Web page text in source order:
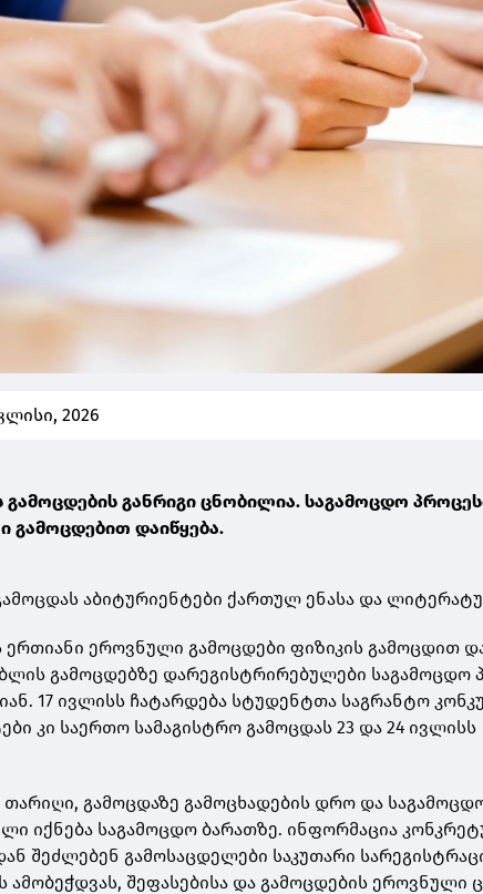
2026
გამოცდების განრიგი ცნობილია. საგამოცდო
გამოცდებით დაიწყება.
აბიტურიენტები ქართულ ენასა და
ერთიანი ეროვნული გამოცდები ფიზიკის გამოცდით
გამოცდებზე დარეგისტრირებულები საგამოცდო
17 ივლისს ჩატარდება სტუდენტთა საგრანტო
კი საერთო სამაგისტრო გამოცდას 23 და 24 ივლისს
თარიღი, გამოცდაზე გამოცხადების დრო და
იქნება საგამოცდო ბარათზე. ინფორმაცია
შეძლებენ გამოსაცდელები საკუთარი
ამობეჭდვას, შეფასებისა და გამოცდების